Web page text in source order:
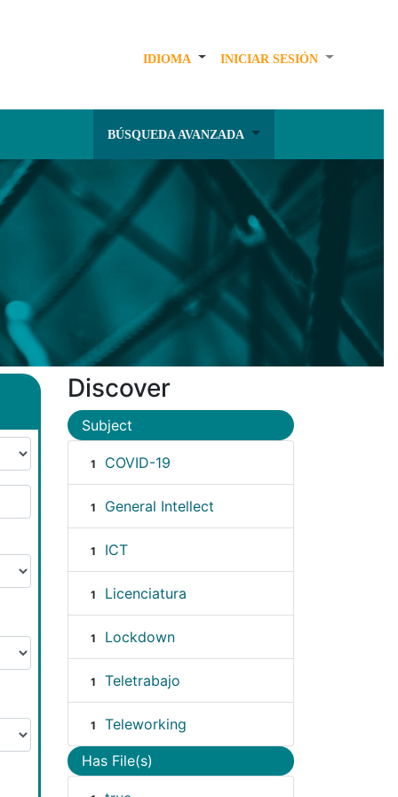
IDIOMA INICIAR SESIÓN
BÚSQUEDA AVANZADA
Discover
Subject
1 COVID-19
1 General Intellect
1 ICT
1 Licenciatura
1 Lockdown
1 Teletrabajo
1 Teleworking
Has File(s)